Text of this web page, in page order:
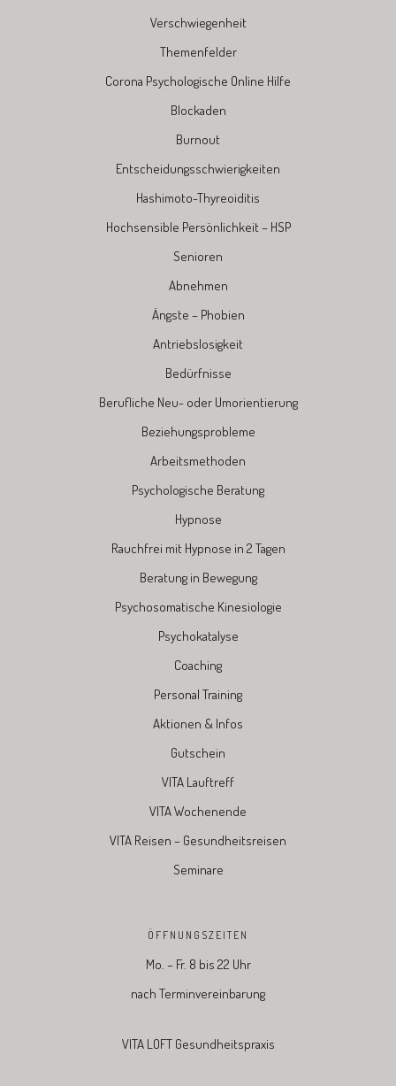
Verschwiegenheit
Themenfelder
Corona Psychologische Online Hilfe
Blockaden
Burnout
Entscheidungsschwierigkeiten
Hashimoto-Thyreoiditis
Hochsensible Persönlichkeit – HSP
Senioren
Abnehmen
Ängste – Phobien
Antriebslosigkeit
Bedürfnisse
Berufliche Neu- oder Umorientierung
Beziehungsprobleme
Arbeitsmethoden
Psychologische Beratung
Hypnose
Rauchfrei mit Hypnose in 2 Tagen
Beratung in Bewegung
Psychosomatische Kinesiologie
Psychokatalyse
Coaching
Personal Training
Aktionen & Infos
Gutschein
VITA Lauftreff
VITA Wochenende
VITA Reisen – Gesundheitsreisen
Seminare
ÖFFNUNGSZEITEN
Mo. – Fr. 8 bis 22 Uhr
nach Terminvereinbarung
VITA LOFT Gesundheitspraxis